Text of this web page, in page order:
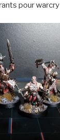
pour warcry